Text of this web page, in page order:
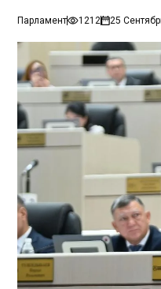
Парламент 1212 25